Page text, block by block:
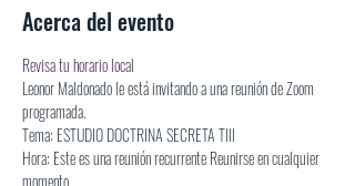
Acerca del evento
Revisa tu horario local
Leonor Maldonado le está invitando a una reunión de Zoom
programada.
Tema: ESTUDIO DOCTRINA SECRETA Tlll
Hora: Este es una reunión recurrente Reunirse en cualquier
momento